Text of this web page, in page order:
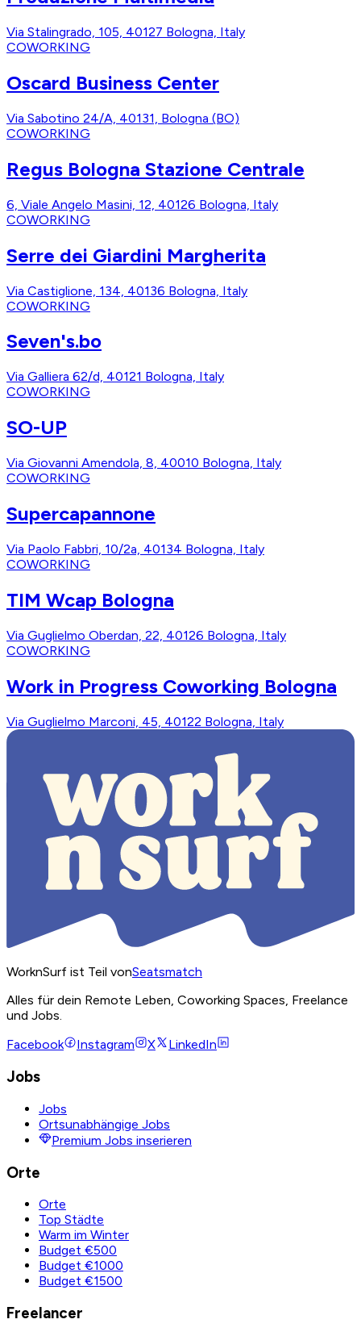
Via Stalingrado, 105, 40127 Bologna, Italy
COWORKING
Oscard Business Center
Via Sabotino 24/A, 40131, Bologna (BO)
COWORKING
Regus Bologna Stazione Centrale
6, Viale Angelo Masini, 12, 40126 Bologna, Italy
COWORKING
Serre dei Giardini Margherita
Via Castiglione, 134, 40136 Bologna, Italy
COWORKING
Seven's.bo
Via Galliera 62/d, 40121 Bologna, Italy
COWORKING
SO-UP
Via Giovanni Amendola, 8, 40010 Bologna, Italy
COWORKING
Supercapannone
Via Paolo Fabbri, 10/2a, 40134 Bologna, Italy
COWORKING
TIM Wcap Bologna
Via Guglielmo Oberdan, 22, 40126 Bologna, Italy
COWORKING
Work in Progress Coworking Bologna
Via Guglielmo Marconi, 45, 40122 Bologna, Italy
WorknSurf ist Teil vonSeatsmatch
Alles für dein Remote Leben, Coworking Spaces, Freelance
und Jobs.
Facebook
Instagram X LinkedIn
Jobs
Jobs
Ortsunabhängige Jobs
Premium Jobs inserieren
Orte
Orte
Top Städte
Warm im Winter
Budget €500
Budget €1000
Budget €1500
Freelancer